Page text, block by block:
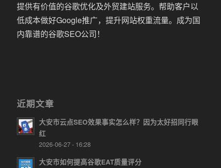
提供有价值的谷歌优化及外贸建站服务。帮助客户以
低成本做好Google推广，提升网站权重流量。成为国
内靠谱的谷歌SEO公司！
近期文章
大安市云点SEO效果事实怎么样？因为太好招同行眼
红
2026-06-27 - 16:28
大安市如何提高谷歌EAT质量评分